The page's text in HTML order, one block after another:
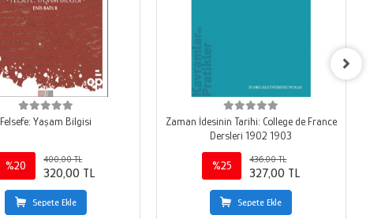
Felsefe: Yaşam Bilgisi
%20
400,00 TL
320,00 TL
Sepete Ekle
Zaman İdesinin Tarihi: College de France
Dersleri 1902 1903
%25
436,00 TL
327,00 TL
Sepete Ekle